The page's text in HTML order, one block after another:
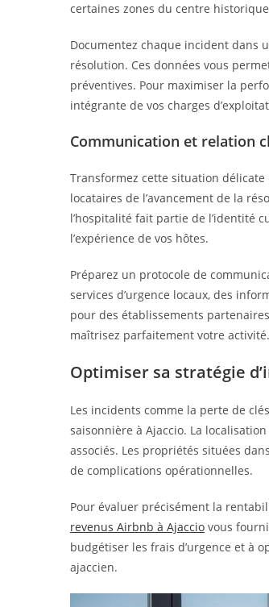
certaines zones du centre
Documentez chaque incident dans
résolution. Ces données vous
préventives. Pour maximiser la
intégrante de vos charges
Communication et relation
Transformez cette situation
locataires de l’avancement de la
l’hospitalité fait partie de l’identité
l’expérience de vos hôtes.
Préparez un protocole de
services d’urgence locaux, des
pour des établissements
maîtrisez parfaitement votre activité.
Optimiser sa stratégie
Les incidents comme la perte de
saisonnière à Ajaccio. La
associés. Les propriétés situées
de complications opérationnelles.
Pour évaluer précisément la
revenus Airbnb à Ajaccio vous
budgétiser les frais d’urgence et à
ajaccien.